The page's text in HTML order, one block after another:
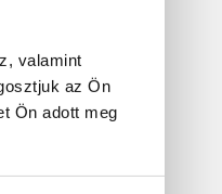
valamint
az Ön
Ön adott meg